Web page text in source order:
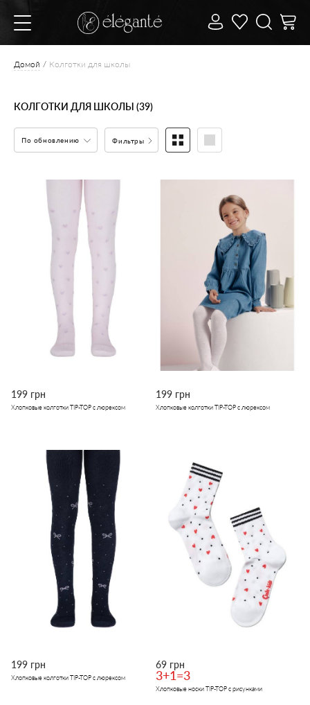
Домой Колготки для школы
КОЛГОТКИ ДЛЯ ШКОЛЫ (39)
По обновлению Фильтры
199 грн
Хлопковые колготки TIP-TOP с люрексом
199 грн
Хлопковые колготки TIP-TOP с люрексом
199 грн
Хлопковые колготки TIP-TOP с люрексом
69 грн
3+1=3
Хлопковые носки TIP-TOP с рисунками